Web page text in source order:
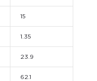
15
1.35
23.9
62.1